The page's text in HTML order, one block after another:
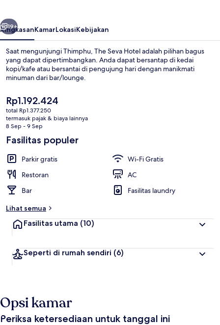
Berikutnya
19+
RingkasanKamarLokasiKebijakan
Saat mengunjungi Thimphu, The Seva Hotel adalah pilihan bagus
yang dapat dipertimbangkan. Anda dapat bersantap di kedai
kopi/kafe atau bersantai di pengujung hari dengan manikmati
minuman dari bar/lounge.
Harga
saat
ini
Rp1.192.424
Rp1.192.424
total Rp1.377.250
termasuk pajak & biaya lainnya
8 Sep - 9 Sep
Fasilitas populer
Parkir gratis
Wi-Fi Gratis
Restoran
AC
Bar
Fasilitas laundry
Lihat semua
Fasilitas utama (10)
Seperti di rumah sendiri (6)
Opsi kamar
Periksa ketersediaan untuk tanggal ini